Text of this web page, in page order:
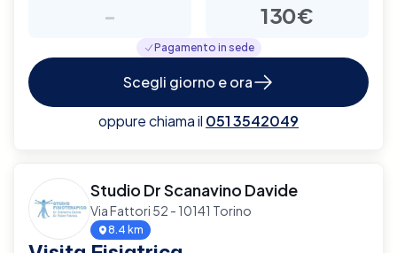
- 130€
Pagamento in sede
Scegli giorno e ora
oppure chiama il 051 3542049
Studio Dr Scanavino Davide
Via Fattori 52 - 10141 Torino
8.4 km